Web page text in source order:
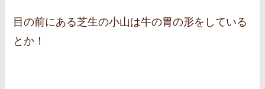
目の前にある芝生の小山は牛の胃の形をしている
とか！